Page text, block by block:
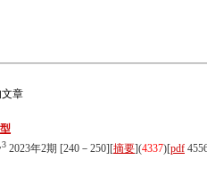
章
2023年2期 [240－250][摘要](4337)[pdf